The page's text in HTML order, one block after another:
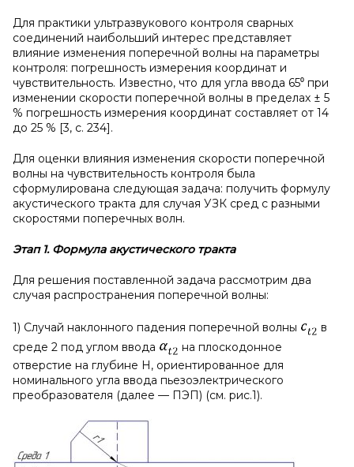
Для практики ультразвукового контроля сварных
соединений наибольший интерес представляет
влияние изменения поперечной волны на параметры
контроля: погрешность измерения координат и
чувствительность. Известно, что для угла ввода 65⁰ при
изменении скорости поперечной волны в пределах ± 5
% погрешность измерения координат составляет от 14
до 25 % [3, с. 234].
Для оценки влияния изменения скорости поперечной
волны на чувствительность контроля была
сформулирована следующая задача: получить формулу
акустического тракта для случая УЗК сред с разными
скоростями поперечных волн.
Этап 1. Формула акустического тракта
Для решения поставленной задача рассмотрим два
случая распространения поперечной волны:
1) Случай наклонного падения поперечной волны
в
среде 2 под углом ввода
на плоскодонное
отверстие на глубине Н, ориентированное для
номинального угла ввода пьезоэлектрического
преобразователя (далее — ПЭП) (см. рис.1).